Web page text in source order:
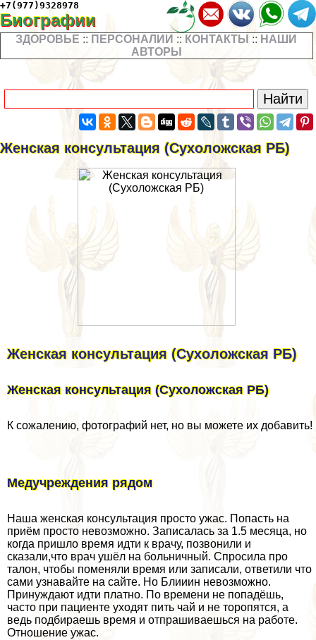
+7(977)9328978
Биографии
ЗДОРОВЬЕ :: ПЕРСОНАЛИИ :: КОНТАКТЫ :: НАШИ
АВТОРЫ
Женская консультация (Сухоложская РБ)
Женская консультация (Сухоложская РБ)
Женская консультация (Сухоложская РБ)
К сожалению, фотографий нет, но вы можете их добавить!
Медучреждения рядом
Наша женская консультация просто ужас. Попасть на
приём просто невозможно. Записалась за 1.5 месяца, но
когда пришло время идти к врачу, позвонили и
сказали,что врач ушёл на больничный. Спросила про
талон, чтобы поменяли время или записали, ответили что
сами узнавайте на сайте. Но Блииин невозможно.
Принуждают идти платно. По времени не попадёшь,
часто при пациенте уходят пить чай и не торопятся, а
ведь подбираешь время и отпрашиваешься на работе.
Отношение ужас.